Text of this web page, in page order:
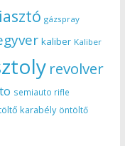
gázspray
kaliber Kaliber
revolver
semiauto rifle
karabély öntöltő